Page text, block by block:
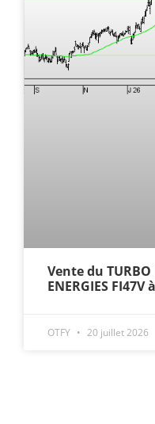
Vente du TURBO
ENERGIES FI47V
OTFY 20 juillet 2026